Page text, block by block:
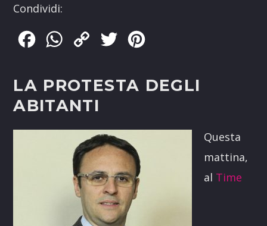
Condividi:
FacebookWhatsApp
Copy
Twitter
LA PROTESTA DEGLI
ABITANTI
Questa
mattina,
al Time